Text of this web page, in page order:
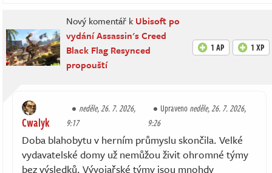
Nový komentář k Ubisoft po
vydání Assassin's Creed
Black Flag Resynced
propouští
1 AP 1 XP
Cwalyk
neděle, 26. 7. 2026,
9:17
Upravenoneděle, 26. 7. 2026,
9:26
Doba blahobytu v herním průmyslu skončila. Velké
vydavatelské domy už nemůžou živit ohromné týmy
bez výsledků. Vývojařské týmy jsou mnohdy